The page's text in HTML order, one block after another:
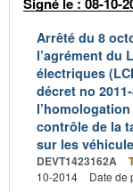
Arrêté du 8
l’agrément du
électriques
décret no
contrôle de la
sur les
DEVT1423162A
10-2014
Date de